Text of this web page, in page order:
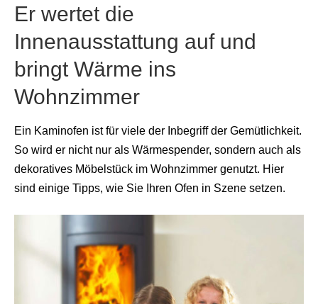
Er wertet die
Innenausstattung auf und
bringt Wärme ins
Wohnzimmer
Ein Kaminofen ist für viele der Inbegriff der Gemütlichkeit.
So wird er nicht nur als Wärmespender, sondern auch als
dekoratives Möbelstück im Wohnzimmer genutzt. Hier
sind einige Tipps, wie Sie Ihren Ofen in Szene setzen.